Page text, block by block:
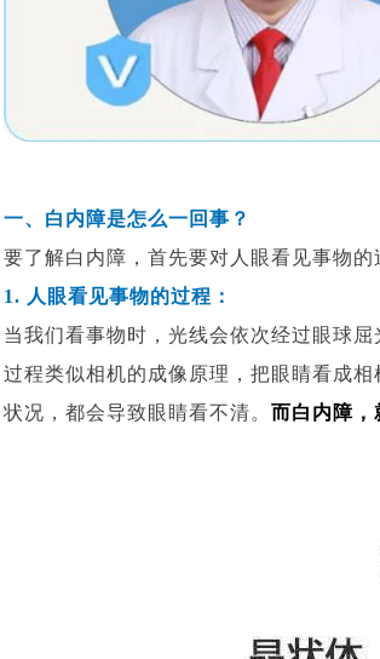
一、白内障是怎么一回事？
要了解白内障，首先要对人眼看见事物
1. 人 眼看见事物的过程：
当我们看事物时，光线会依次经过眼球
过程类似相机的成像原理，把眼睛看成
状况，都会导致眼睛看不清。 而白内障，